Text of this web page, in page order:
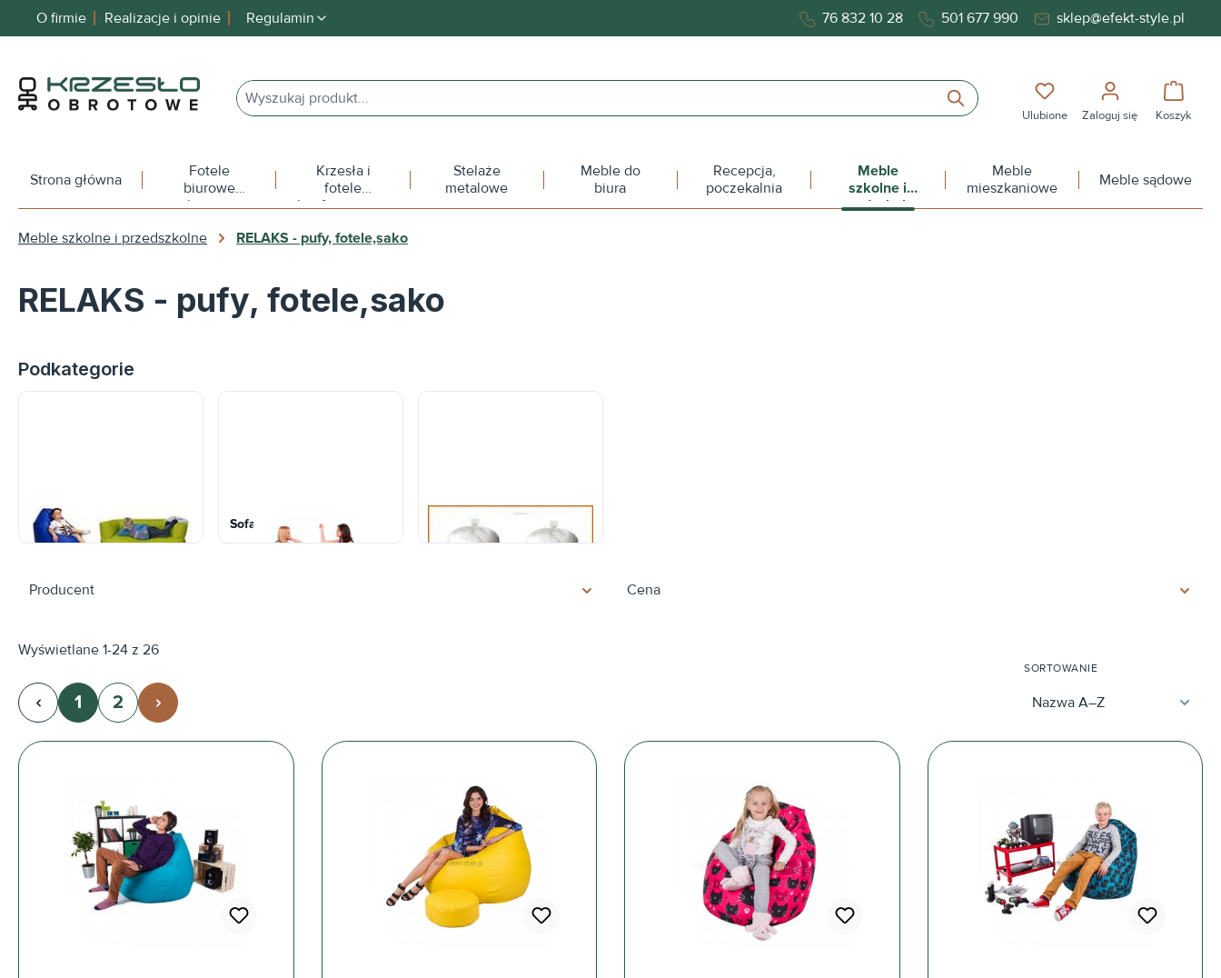
Przejdź do głównej nawigacji
O firmie Realizacje i opinie Regulamin 76 832 10 28 501 677 990 sklep@efekt-style.pl
Masz 0 przedmioty na
Ulubione Zaloguj się Koszyk
Strona główna
Fotele
biurowe
obrotowe
Krzesła i
fotele
konferencyjne
Stelaże
metalowe
Meble do
biura
Recepcja,
poczekalnia
Meble
szkolne i
przedszkolne
Meble
mieszkaniowe
Meble sądowe
Meble szkolne i przedszkolne RELAKS - pufy, fotele,sako
RELAKS - pufy, fotele,sako
Podkategorie
Fotele i pufy Sofa i fotele ZIPPER Granulat
Producent Cena
Wyświetlane 1-24 z 26
Strona
1 Strona
2
SORTOWANIE